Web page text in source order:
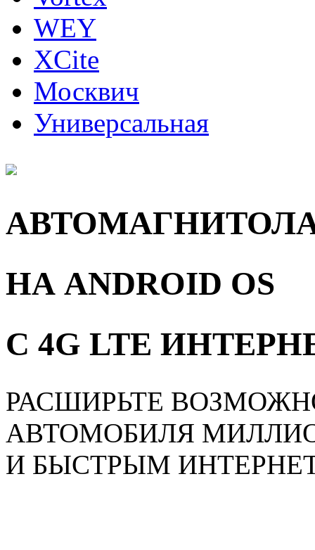
WEY
XCite
Москвич
Универсальная
НА ANDROID OS
С 4G LTE
РАСШИРЬТЕ
АВТОМОБИЛЯ
И БЫСТРЫМ